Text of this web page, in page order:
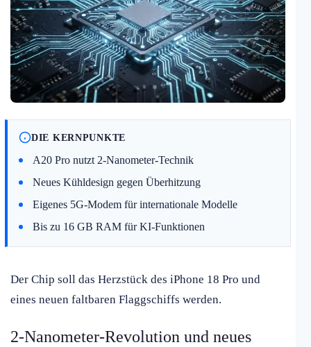
DIE KERNPUNKTE
A20 Pro nutzt 2-Nanometer-Technik
Neues Kühldesign gegen Überhitzung
Eigenes 5G-Modem für internationale Modelle
Bis zu 16 GB RAM für KI-Funktionen
Der Chip soll das Herzstück des iPhone 18 Pro und
eines neuen faltbaren Flaggschiffs werden.
2-Nanometer-Revolution und neues